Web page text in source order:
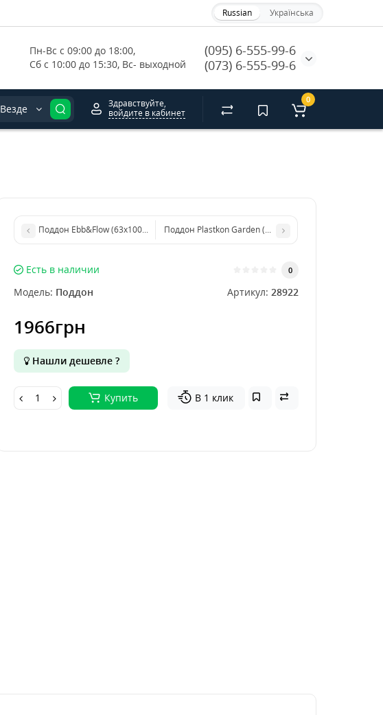
Russian Українська
Пн-Вс с 09:00 до 18:00,
Сб с 10:00 до 15:30, Вс- выходной
(095) 6-555-99-6
(073) 6-555-99-6
Везде
Здравствуйте,
войдите в кабинет
0
Поддон Ebb&Flow (63x100см) Поддон Plastkon Garden (80x17x4,5см)
Есть в наличии 0
Модель: Поддон Артикул: 28922
1966грн
Нашли дешевле ?
Купить В 1 клик